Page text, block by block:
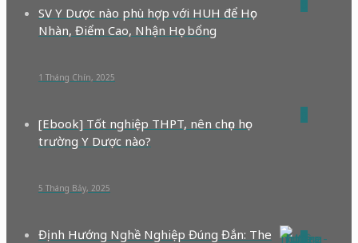
SV Y Dược nào phù hợp với HUH để Học
Nhàn, Điểm Cao, Nhận Học bổng
1 Tháng Chín, 2025
[Ebook] Tốt nghiệp THPT, nên chọn học
trường Y Dược nào?
5 Tháng Bảy, 2025
0
Định Hướng Nghề Nghiệp Đúng Đắn: The